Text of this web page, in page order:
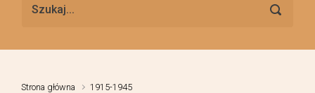
Strona główna
1915-1945